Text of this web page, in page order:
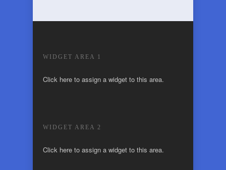
WIDGET AREA 1
Click here to assign a widget to this area.
WIDGET AREA 2
Click here to assign a widget to this area.